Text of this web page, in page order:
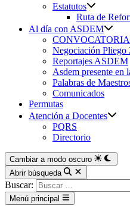
Estatutos
Ruta de
Al día con ASDEM
Negociación Pliego
Reportajes ASDEM
Asdem presente en
Palabras de
Comunicados
Permutas
Atención a Docentes
PQRS
Directorio
Cambiar a modo oscuro
Abrir búsqueda
Buscar:
Menú principal